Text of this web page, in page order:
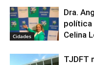
Cidades
Dra.
política
Celina
TJDFT